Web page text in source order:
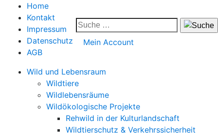
Home
Kontakt
Impressum
Datenschutz
AGB
Mein Account
Wild und Lebensraum
Wildtiere
Wildlebensräume
Wildökologische Projekte
Rehwild in der Kulturlandschaft
Wildtierschutz & Verkehrssicherheit